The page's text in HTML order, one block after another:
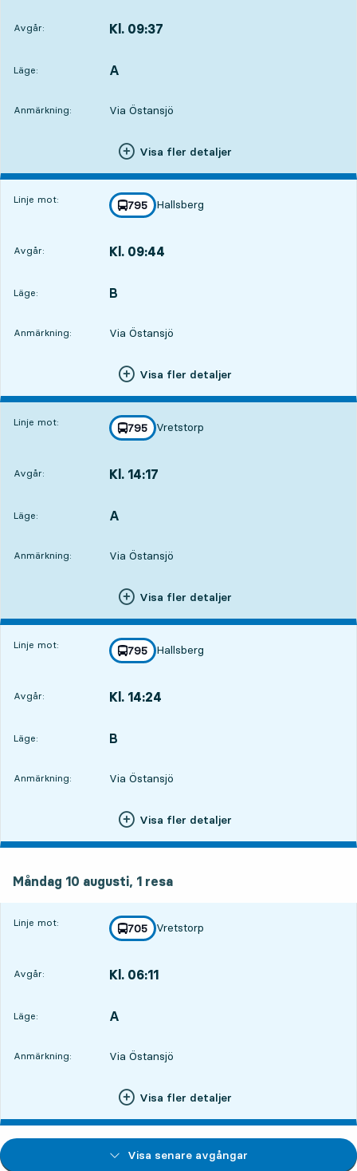
Avgår: Kl. 09:37
Läge:
LÄGE, A
,
Anmärkning: Via Östansjö
Visa fler detaljer
Linje mot: linje
795
mot
Hallsberg
,
Avgår: Kl. 09:44
Läge:
LÄGE, B
,
Anmärkning: Via Östansjö
Visa fler detaljer
Linje mot: linje
795
mot
Vretstorp
,
Avgår: Kl. 14:17
Läge:
LÄGE, A
,
Anmärkning: Via Östansjö
Visa fler detaljer
Linje mot: linje
795
mot
Hallsberg
,
Avgår: Kl. 14:24
Läge:
LÄGE, B
,
Anmärkning: Via Östansjö
Visa fler detaljer
Måndag 10 augusti, 1 resa
Linje mot: linje
705
mot
Vretstorp
,
Avgår: Kl. 06:11
Läge:
LÄGE, A
,
Anmärkning: Via Östansjö
Visa fler detaljer
Visa senare avgångar